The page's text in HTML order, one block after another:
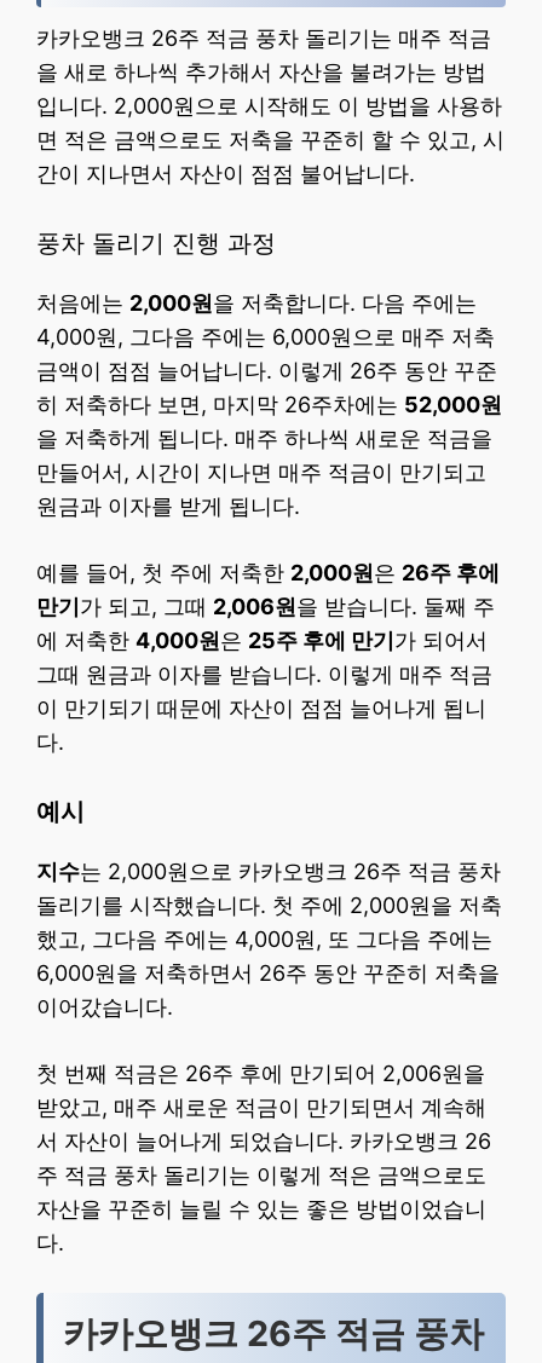
카카오뱅크 26주 적금 풍차 돌리기는 매주 적금
을 새로 하나씩 추가해서 자산을 불려가는 방법
입니다. 2,000원으로 시작해도 이 방법을 사용하
면 적은 금액으로도 저축을 꾸준히 할 수 있고, 시
간이 지나면서 자산이 점점 불어납니다.
풍차 돌리기 진행 과정
처음에는 2,000원을 저축합니다. 다음 주에는
4,000원, 그다음 주에는 6,000원으로 매주 저축
금액이 점점 늘어납니다. 이렇게 26주 동안 꾸준
히 저축하다 보면, 마지막 26주차에는 52,000원
을 저축하게 됩니다. 매주 하나씩 새로운 적금을
만들어서, 시간이 지나면 매주 적금이 만기되고
원금과 이자를 받게 됩니다.
예를 들어, 첫 주에 저축한 2,000원은 26주 후에
만기 가 되고, 그때 2,006원을 받습니다. 둘째 주
에 저축한 4,000원은 25주 후에 만기 가 되어서
그때 원금과 이자를 받습니다. 이렇게 매주 적금
이 만기되기 때문에 자산이 점점 늘어나게 됩니
다.
예시
지수는 2,000원으로 카카오뱅크 26주 적금 풍차
돌리기를 시작했습니다. 첫 주에 2,000원을 저축
했고, 그다음 주에는 4,000원, 또 그다음 주에는
6,000원을 저축하면서 26주 동안 꾸준히 저축을
이어갔습니다.
첫 번째 적금은 26주 후에 만기되어 2,006원을
받았고, 매주 새로운 적금이 만기되면서 계속해
서 자산이 늘어나게 되었습니다. 카카오뱅크 26
주 적금 풍차 돌리기는 이렇게 적은 금액으로도
자산을 꾸준히 늘릴 수 있는 좋은 방법이었습니
다.
카카오뱅크 26주 적금 풍차